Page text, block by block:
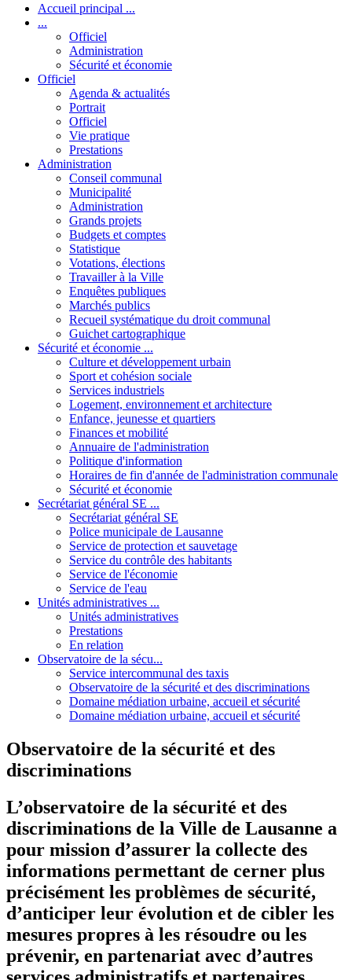
Accueil principal ...
...
Officiel
Administration
Sécurité et économie
Officiel
Agenda & actualités
Portrait
Officiel
Vie pratique
Prestations
Administration
Conseil communal
Municipalité
Administration
Grands projets
Budgets et comptes
Statistique
Votations, élections
Travailler à la Ville
Enquêtes publiques
Marchés publics
Recueil systématique du droit communal
Guichet cartographique
Sécurité et économie ...
Culture et développement urbain
Sport et cohésion sociale
Services industriels
Logement, environnement et architecture
Enfance, jeunesse et quartiers
Finances et mobilité
Annuaire de l'administration
Politique d'information
Horaires de fin d'année de l'administration communale
Sécurité et économie
Secrétariat général SE ...
Secrétariat général SE
Police municipale de Lausanne
Service de protection et sauvetage
Service du contrôle des habitants
Service de l'économie
Service de l'eau
Unités administratives ...
Unités administratives
Prestations
En relation
Observatoire de la sécu...
Service intercommunal des taxis
Observatoire de la sécurité et des discriminations
Domaine médiation urbaine, accueil et sécurité
Domaine médiation urbaine, accueil et sécurité
Observatoire de la sécurité et des
discriminations
L’observatoire de la sécurité et des
discriminations de la Ville de Lausanne a
pour mission d’assurer la collecte des
informations permettant de cerner plus
précisément les problèmes de sécurité,
d’anticiper leur évolution et de cibler les
mesures propres à les résoudre ou les
prévenir, en partenariat avec d’autres